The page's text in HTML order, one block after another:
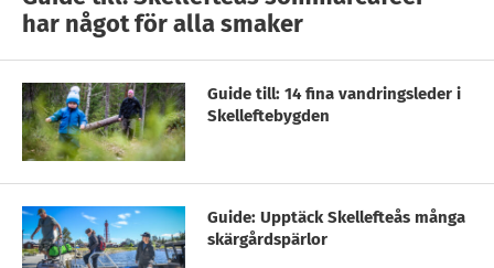
har något för alla smaker
Guide till: 14 fina vandringsleder i
Skelleftebygden
Guide: Upptäck Skellefteås många
skärgårdspärlor